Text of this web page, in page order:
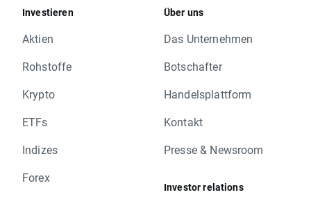
Investieren
Aktien
Rohstoffe
Krypto
ETFs
Indizes
Forex
Über uns
Das Unternehmen
Botschafter
Handelsplattform
Kontakt
Presse & Newsroom
Investor relations